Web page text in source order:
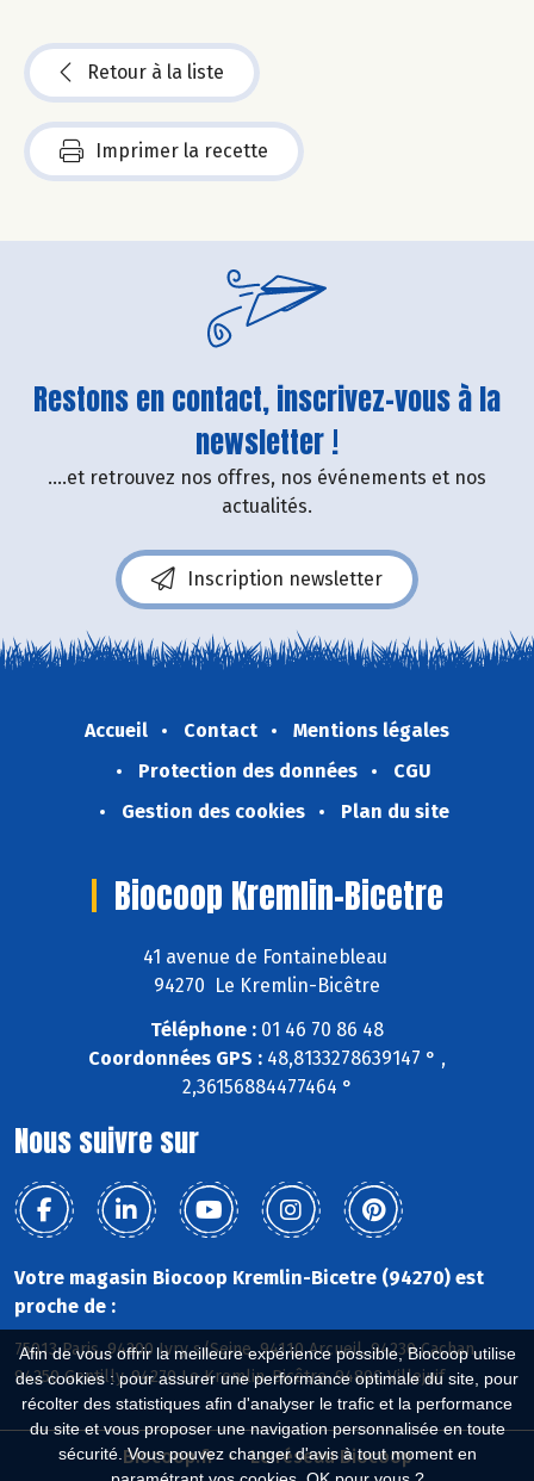
Afin de vous offrir la meilleure expérience possible, Biocoop utilise
des cookies : pour assurer une performance optimale du site, pour
récolter des statistiques afin d'analyser le trafic et la performance
du site et vous proposer une navigation personnalisée en toute
sécurité. Vous pouvez changer d'avis à tout moment en
Retour à la liste
Imprimer la recette
Restons en contact, inscrivez-vous à la
newsletter !
....et retrouvez nos offres, nos événements et nos
actualités.
Inscription newsletter
Accueil Contact
Mentions légales
Protection des données
CGU
Gestion des cookies
Plan du site
Biocoop Kremlin-Bicetre
41 avenue de Fontainebleau
94270 Le Kremlin-Bicêtre
Téléphone : 01 46 70 86 48
Coordonnées GPS : 48,8133278639147 ° ,
2,36156884477464 °
Nous suivre sur
Votre magasin Biocoop Kremlin-Bicetre (94270) est
proche de :
75013 Paris, 94200 Ivry s/Seine, 94110 Arcueil, 94230 Cachan,
94250 Gentilly, 94270 Le Kremlin-Bicêtre, 94800 Villejuif
Biocoop.fr
Le réseau Biocoop